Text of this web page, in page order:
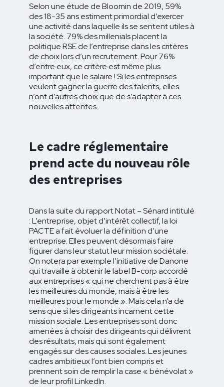
Selon une étude de Bloomin de 2019, 59%
des 18-35 ans estiment primordial d’exercer
une activité dans laquelle ils se sentent utiles à
la société. 79% des millenials placent la
politique RSE de l’entreprise dans les critères
de choix lors d’un recrutement. Pour 76%
d’entre eux, ce critère est même plus
important que le salaire ! Si les entreprises
veulent gagner la guerre des talents, elles
n’ont d’autres choix que de s’adapter à ces
nouvelles attentes.
Le cadre réglementaire
prend acte du nouveau rôle
des entreprises
Dans la suite du rapport Notat – Sénard intitulé
: L’entreprise, objet d’intérêt collectif, la loi
PACTE a fait évoluer la définition d’une
entreprise. Elles peuvent désormais faire
figurer dans leur statut leur mission sociétale.
On notera par exemple l’initiative de Danone
qui travaille à obtenir le label B-corp accordé
aux entreprises « qui ne cherchent pas à être
les meilleures du monde, mais à être les
meilleures pour le monde ». Mais cela n’a de
sens que si les dirigeants incarnent cette
mission sociale. Les entreprises sont donc
amenées à choisir des dirigeants qui délivrent
des résultats, mais qui sont également
engagés sur des causes sociales. Les jeunes
cadres ambitieux l’ont bien compris et
prennent soin de remplir la case « bénévolat »
de leur profil LinkedIn.